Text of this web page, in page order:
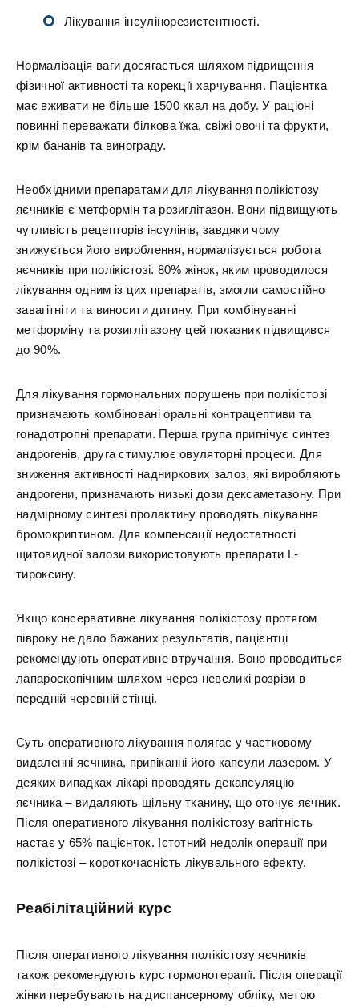
Лікування інсулінорезистентності.
Нормалізація ваги досягається шляхом підвищення
фізичної активності та корекції харчування. Пацієнтка
має вживати не більше 1500 ккал на добу. У раціоні
повинні переважати білкова їжа, свіжі овочі та фрукти,
крім бананів та винограду.
Необхідними препаратами для лікування полікістозу
яєчників є метформін та розиглітазон. Вони підвищують
чутливість рецепторів інсулінів, завдяки чому
знижується його вироблення, нормалізується робота
яєчників при полікістозі. 80% жінок, яким проводилося
лікування одним із цих препаратів, змогли самостійно
завагітніти та виносити дитину. При комбінуванні
метформіну та розиглітазону цей показник підвищився
до 90%.
Для лікування гормональних порушень при полікістозі
призначають комбіновані оральні контрацептиви та
гонадотропні препарати. Перша група пригнічує синтез
андрогенів, друга стимулює овуляторні процеси. Для
зниження активності надниркових залоз, які виробляють
андрогени, призначають низькі дози дексаметазону. При
надмірному синтезі пролактину проводять лікування
бромокриптином. Для компенсації недостатності
щитовидної залози використовують препарати L-
тироксину.
Якщо консервативне лікування полікістозу протягом
півроку не дало бажаних результатів, пацієнтці
рекомендують оперативне втручання. Воно проводиться
лапароскопічним шляхом через невеликі розрізи в
передній черевній стінці.
Суть оперативного лікування полягає у частковому
видаленні яєчника, припіканні його капсули лазером. У
деяких випадках лікарі проводять декапсуляцію
яєчника – видаляють щільну тканину, що оточує яєчник.
Після оперативного лікування полікістозу вагітність
настає у 65% пацієнток. Істотний недолік операції при
полікістозі – короткочасність лікувального ефекту.
Реабілітаційний курс
Після оперативного лікування полікістозу яєчників
також рекомендують курс гормонотерапії. Після операції
жінки перебувають на диспансерному обліку, метою